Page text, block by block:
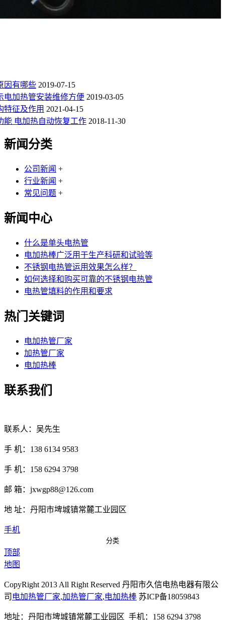
因有哪些 2019-07-15
电加热管安装维修方便 2019-03-05
特征及作用 2021-04-15
能 电加热自动恢复工作 2018-11-30
新闻分类
公司新闻 +
行业新闻 +
常见问题 +
新闻中心
什么是单头电热管
电加热棒广泛用于生产科研和试验等
不锈钢电热管运用效果怎么样？
如何选择和购买可靠的不锈钢电热管
电热管填料的作用和要求
热门关键词
电加热管厂家
加热管厂家
电加热棒
联系我们
联系人：吴先生
手 机：138 6134 9583
手 机：158 6294 3798
邮 箱：jxwgp88@126.com
地 址：丹阳市埤城镇常麓工业园区
手机
分类
顶部
地图
CopyRight 2013 All Right Reserved 丹阳市久信电热电器有限公
司 电加热管厂家,加热管厂家,电加热棒 苏ICP备18059843
地址：丹阳市埤城镇常麓工业园区 手机：158 6294 3798